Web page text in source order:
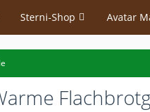
Sterni-Shop Avatar